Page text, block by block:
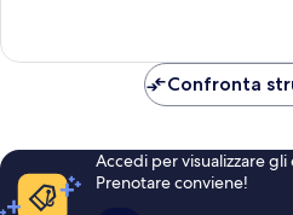
Confronta
Accedi per visualizzare
Prenotare conviene!